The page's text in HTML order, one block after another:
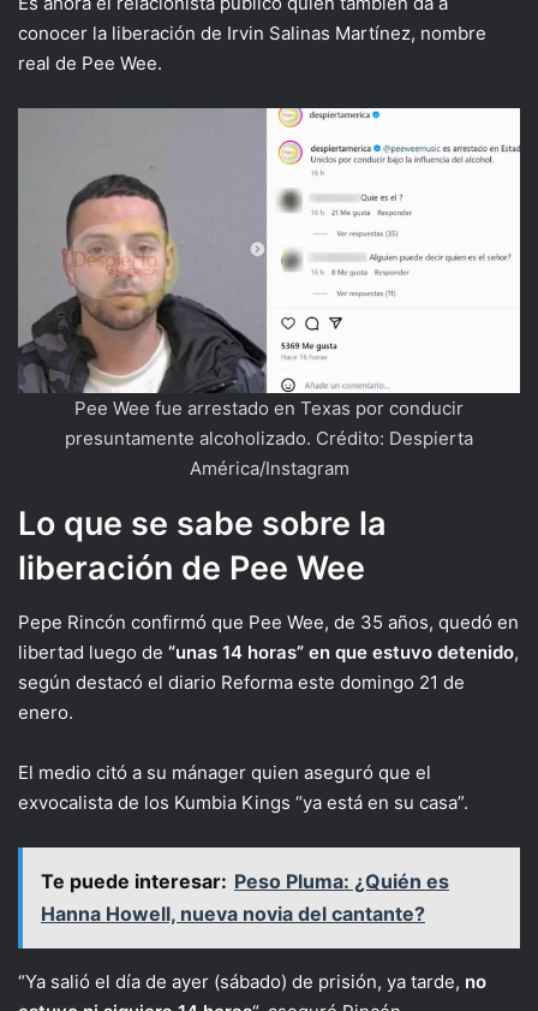
conocer la liberación de Irvin Salinas Martínez, nombre
real de Pee Wee.
Pee Wee fue arrestado en Texas por conducir
presuntamente alcoholizado. Crédito: Despierta
América/Instagram
Lo que se sabe sobre la
liberación de Pee Wee
Pepe Rincón confirmó que Pee Wee, de 35 años, quedó en
libertad luego de “unas 14 horas” en que estuvo detenido,
según destacó el diario Reforma este domingo 21 de
enero.
El medio citó a su mánager quien aseguró que el
exvocalista de los Kumbia Kings “ya está en su casa”.
Te puede interesar: Peso Pluma: ¿Quién es
Hanna Howell, nueva novia del cantante?
“Ya salió el día de ayer (sábado) de prisión, ya tarde, no